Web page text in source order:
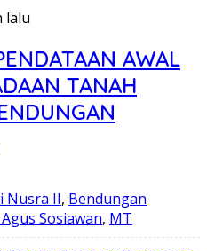
lalu
AWAL
TANAH
Nusra II, Bendungan
Sosiawan, MT